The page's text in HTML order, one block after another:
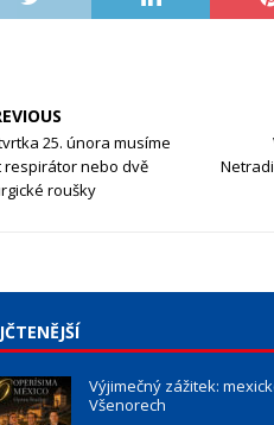
25. února musíme
respirátor nebo dvě
roušky
Výjimečný zážitek:
Všenorech